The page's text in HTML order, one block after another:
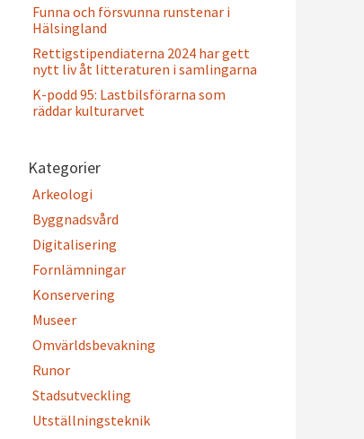
Funna och försvunna runstenar i
Hälsingland
Rettigstipendiaterna 2024 har gett
nytt liv åt litteraturen i samlingarna
K-podd 95: Lastbilsförarna som
räddar kulturarvet
Kategorier
Arkeologi
Byggnadsvård
Digitalisering
Fornlämningar
Konservering
Museer
Omvärldsbevakning
Runor
Stadsutveckling
Utställningsteknik